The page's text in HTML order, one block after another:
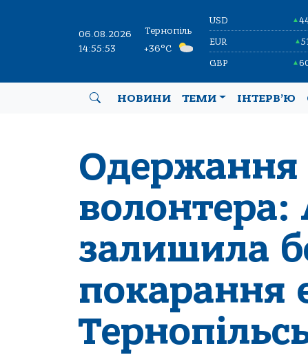
06.08.2026
14:55:54
Тернопіль
+36°C
USD ▲
EUR ▲
GBP ▲
НОВИНИ ТЕМИ ІНТЕРВ’Ю
Одержання
залишила
покарання